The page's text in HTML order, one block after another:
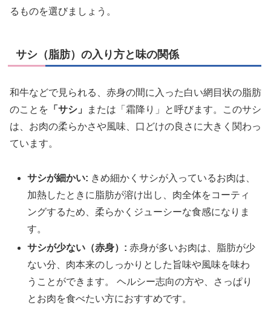
るものを選びましょう。
サシ（脂肪）の入り方と味の関係
和牛などで見られる、赤身の間に入った白い網目状の脂肪
のことを 「サシ」
または「霜降り」と呼びます。このサシ
は、お肉の柔らかさや風味、口どけの良さに大きく関わっ
ています。
サシが細かい: きめ細かくサシが入っているお肉は、
加熱したときに脂肪が溶け出し、肉全体をコーティ
ングするため、柔らかくジューシーな食感になりま
す。
サシが少ない（赤身）: 赤身が多いお肉は、脂肪が少
ない分、肉本来のしっかりとした旨味や風味を味わ
うことができます。 ヘルシー志向の方や、さっぱり
とお肉を食べたい方におすすめです。